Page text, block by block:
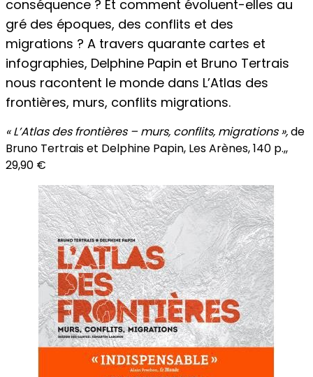
conséquence ? Et comment évoluent-elles au
gré des époques, des conflits et des
migrations ? A travers quarante cartes et
infographies, Delphine Papin et Bruno Tertrais
nous racontent le monde dans L’Atlas des
frontières, murs, conflits migrations.
« L’Atlas des frontières – murs, conflits, migrations »,de
Bruno Tertrais et Delphine Papin, Les Arènes, 140 p.,,
29,90 €